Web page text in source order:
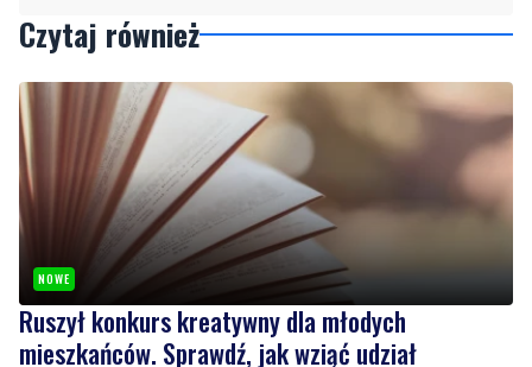
Ruszył konkurs kreatywny dla młodych
mieszkańców. Sprawdź, jak wziąć udział